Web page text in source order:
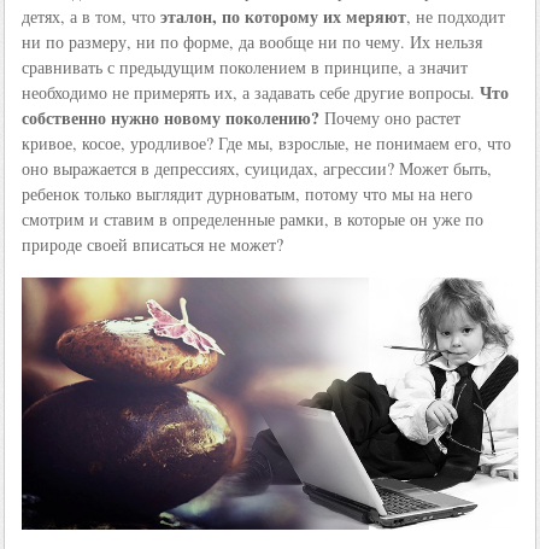
детях, а в том, что эталон, по которому их меряют, не подходит
ни по размеру, ни по форме, да вообще ни по чему. Их нельзя
сравнивать с предыдущим поколением в принципе, а значит
необходимо не примерять их, а задавать себе другие вопросы. Что
собственно нужно новому поколению? Почему оно растет
кривое, косое, уродливое? Где мы, взрослые, не понимаем его, что
оно выражается в депрессиях, суицидах, агрессии? Может быть,
ребенок только выглядит дурноватым, потому что мы на него
смотрим и ставим в определенные рамки, в которые он уже по
природе своей вписаться не может?